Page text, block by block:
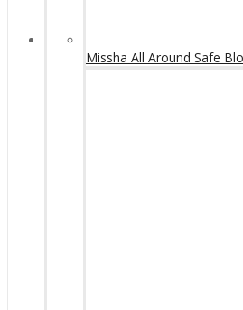
Missha All Around Safe